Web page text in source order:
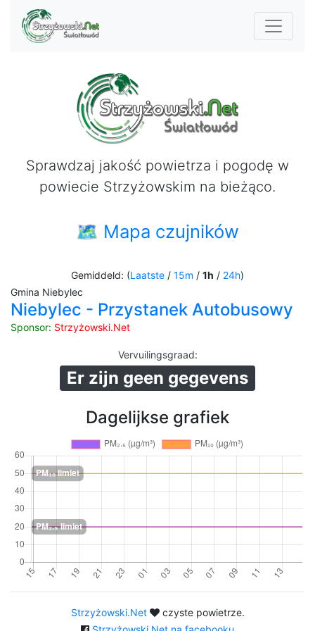
Sprawdzaj jakość powietrza i pogodę w
powiecie Strzyżowskim na bieżąco.
🗺 Mapa czujników
Gemiddeld: (Laatste / 15m / 1h / 24h)
Gmina Niebylec
Niebylec - Przystanek Autobusowy
Sponsor: Strzyżowski.Net
Vervuilingsgraad:
Er zijn geen gegevens
Dagelijkse grafiek
Strzyżowski.Net
czyste powietrze.